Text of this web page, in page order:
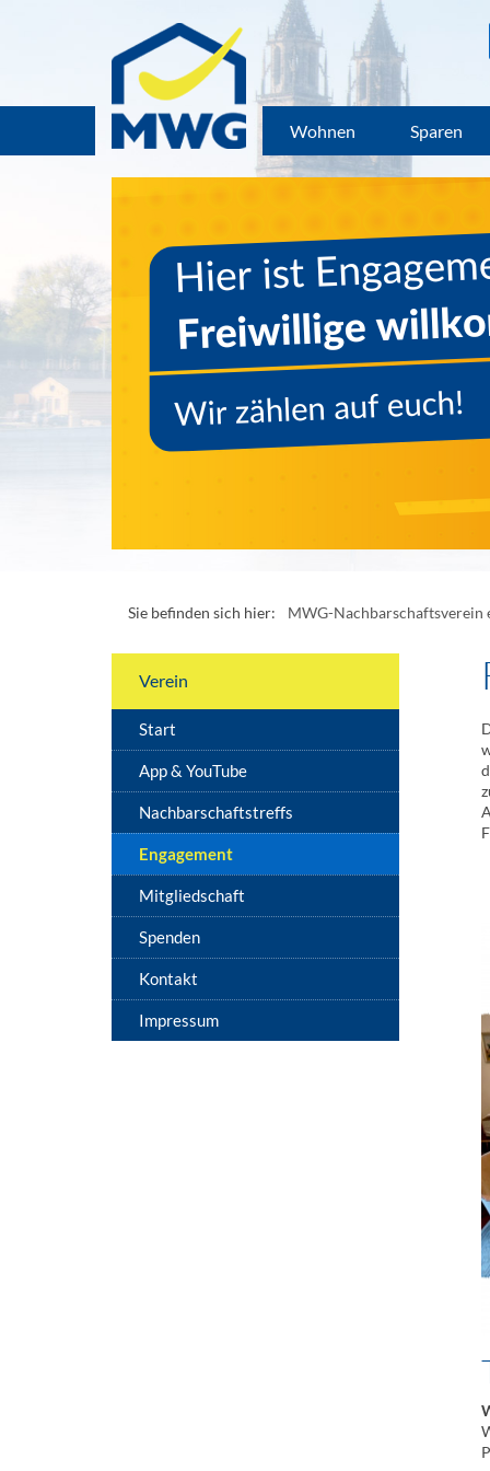
Wohnen Sparen
Sie befinden sich hier: MWG-Nachbarschaftsverein
Verein
Start
App & YouTube
Nachbarschaftstreffs
Engagement
Mitgliedschaft
Spenden
Kontakt
Impressum